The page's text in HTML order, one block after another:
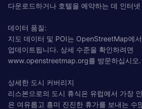
다운로드하거나 호텔을 예약하는 데 인터
데이터 품질:
지도 데이터 및 POI는 OpenStreetMap에
업데이트됩니다. 상세 수준을 확인하려면
www.openstreetmap.org를 방문하십시오.
상세한 도시 커버리지
리스본으로의 도시 휴식은 유럽에서 가장
은 여유롭고 흥미 진진한 휴가를 보내는 수